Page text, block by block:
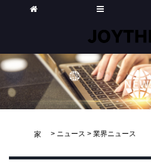
家 > ニュース > 業界ニュース